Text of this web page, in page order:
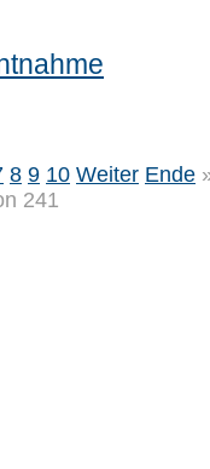
8 9 10 Weiter Ende
241